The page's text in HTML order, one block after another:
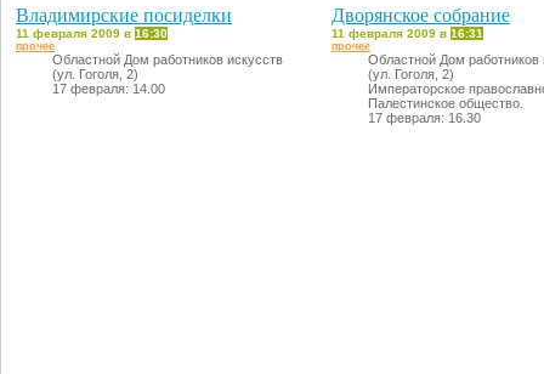
Владимирские посиделки
11 февраля 2009 в 16:30
прочее
Областной Дом работников искусств
(ул. Гоголя, 2)
17 февраля: 14.00
Дворянское собрание
11 февраля 2009 в 16:31
прочее
Областной Дом работников
(ул. Гоголя, 2)
Императорское
Палестинское общество.
17 февраля: 16.30